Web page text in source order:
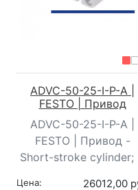
ADVC-50-25-I-P-A |
FESTO | Привод
ADVC-50-25-I-P-A |
FESTO | Привод -
Short-stroke cylinder;
Цена: 26012,00